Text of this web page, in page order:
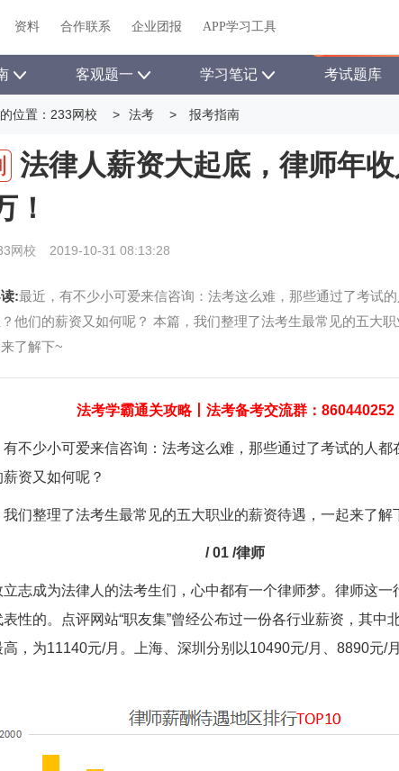
题库 直播 书店 资料 关于我们 帮助中心
资料 合作联系 企业团报 APP学习工具
客观题一 学习笔记 考试题库
位置： 233网校 > 法考 > 报考指南
法律人薪资大起底，律师年
！
网校 2019-10-31 08:13:28
:最近，有不少小可爱来信咨询：法考这么难，那些通过了考试
他们的薪资又如何呢？ 本篇，我们整理了法考生最常见的五大
了解下~
法考学霸通关攻略丨 法考备考交流群：860440252
有不少小可爱来信咨询：法考这么难，那些通过了考试的人都
资又如何呢？
我们整理了法考生最常见的五大职业的薪资待遇，一起来了解
/ 01 /律师
立志成为法律人的法考生们，心中都有一个律师梦。律师这一
性的。点评网站“职友集”曾经公布过一份各行业薪资，其中
高，为11140元/月。上海、深圳分别以10490元/月、8890元/